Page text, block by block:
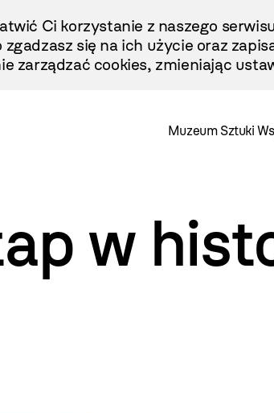
Ci korzystanie z naszego
się na ich użycie oraz
zarządzać cookies, zmieniając
Muzeum Sztuki
w